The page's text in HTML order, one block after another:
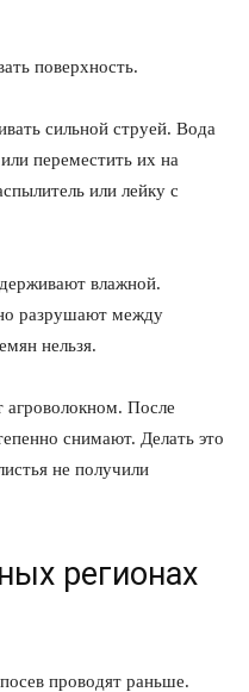
поверхность.
сильной струей. Вода
переместить их на
или лейку с
влажной.
разрушают между
нельзя.
После
снимают. Делать это
не получили
регионах
проводят раньше.